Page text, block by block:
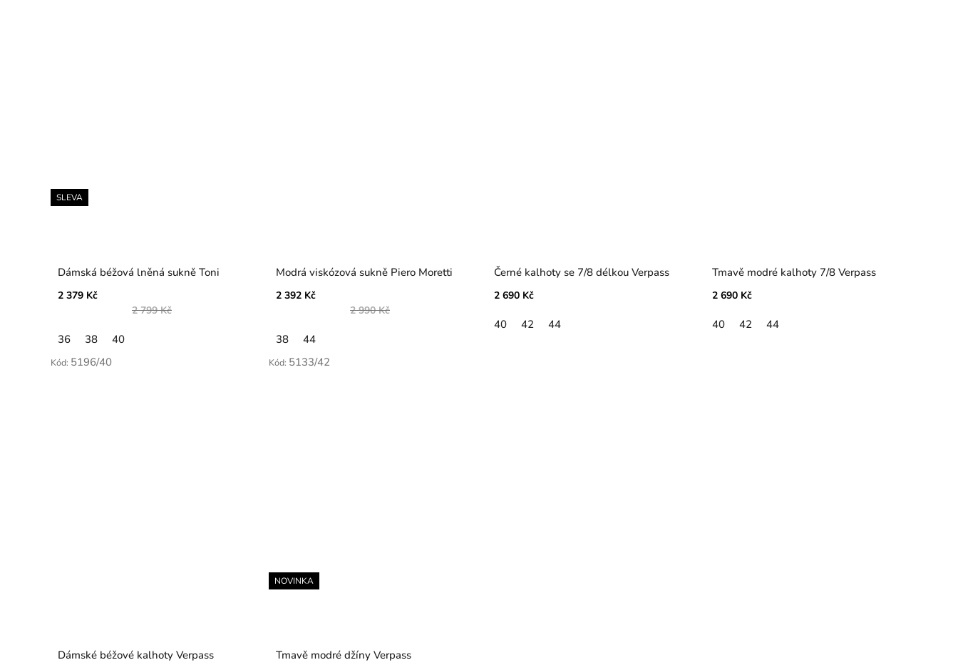
SLEVA
Dámská béžová lněná sukně Toni
2 379 Kč
2 799 Kč
36 38 40
Modrá viskózová sukně Piero Moretti
2 392 Kč
2 990 Kč
38 44
Černé kalhoty se 7/8 délkou Verpass
2 690 Kč
40 42 44
Tmavě modré kalhoty 7/8 Verpass
2 690 Kč
40 42 44
Dámské béžové kalhoty Verpass
Kód: 5196/40
NOVINKA
Tmavě modré džíny Verpass
Kód: 5133/42